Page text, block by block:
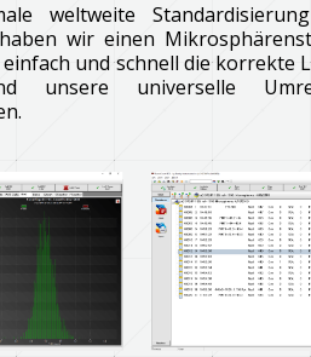
weltweite
wir einen
einfach und schnell die korrekte
unsere universelle